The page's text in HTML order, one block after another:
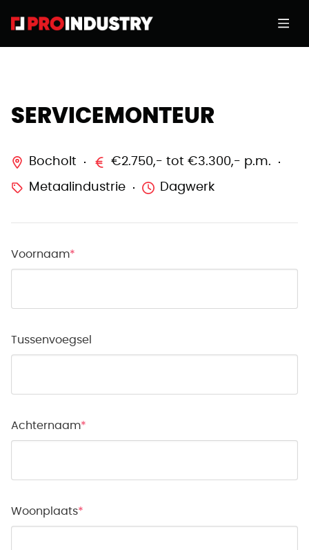
SERVICEMONTEUR
Bocholt €2.750,- tot €3.300,- p.m.
Metaalindustrie Dagwerk
Voornaam
Tussenvoegsel
Achternaam
Woonplaats